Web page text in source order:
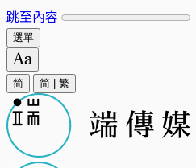
跳至內容
選單
简 简 繁